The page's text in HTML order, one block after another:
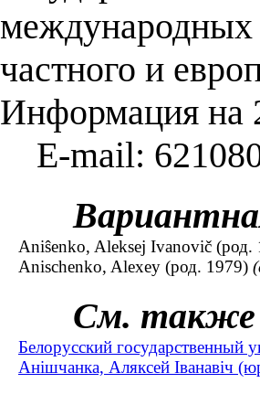
международных
частного и
Информация на
E-mail:
Aniŝenko, Aleksej Ivanovič (род.
Anischenko, Alexey (род. 1979)
См. также
Белорусский государственный
Анiшчанка, Аляксей Iванавiч